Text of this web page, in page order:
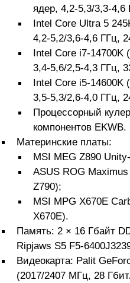
ядер, 4,2-5,3/3,3-
Intel Core Ultra 5
4,2-5,2/3,6-4,6 ГГц,
Intel Core i7-14700K
3,4-5,6/2,5-4,3 ГГц,
Intel Core i5-14600K
3,5-5,3/2,6-4,0 ГГц,
Процессорный
компонентов EKWB.
Материнские платы:
MSI MEG Z890
ASUS ROG
Z790);
MSI MPG X670E
X670E).
Память: 2 × 16 Гбайт
Ripjaws S5 F5-
Видеокарта: Palit
(2017/2407 МГц, 28